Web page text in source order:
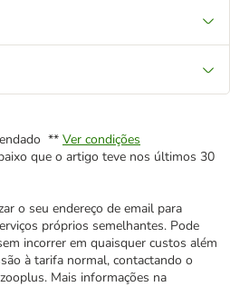
** Ver condições
que o artigo teve nos últimos 30
o seu endereço de email para
próprios semelhantes. Pode
incorrer em quaisquer custos além
à tarifa normal, contactando o
Mais informações na